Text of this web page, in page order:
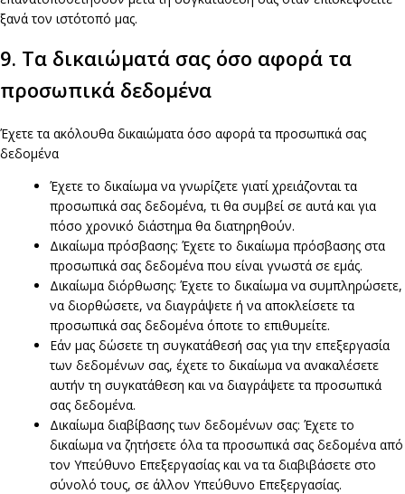
ξανά τον ιστότοπό μας.
9. Τα δικαιώματά σας όσο αφορά τα
προσωπικά δεδομένα
Έχετε τα ακόλουθα δικαιώματα όσο αφορά τα προσωπικά σας
δεδομένα
Έχετε το δικαίωμα να γνωρίζετε γιατί χρειάζονται τα
προσωπικά σας δεδομένα, τι θα συμβεί σε αυτά και για
πόσο χρονικό διάστημα θα διατηρηθούν.
Δικαίωμα πρόσβασης: Έχετε το δικαίωμα πρόσβασης στα
προσωπικά σας δεδομένα που είναι γνωστά σε εμάς.
Δικαίωμα διόρθωσης: Έχετε το δικαίωμα να συμπληρώσετε,
να διορθώσετε, να διαγράψετε ή να αποκλείσετε τα
προσωπικά σας δεδομένα όποτε το επιθυμείτε.
Εάν μας δώσετε τη συγκατάθεσή σας για την επεξεργασία
των δεδομένων σας, έχετε το δικαίωμα να ανακαλέσετε
αυτήν τη συγκατάθεση και να διαγράψετε τα προσωπικά
σας δεδομένα.
Δικαίωμα διαβίβασης των δεδομένων σας: Έχετε το
δικαίωμα να ζητήσετε όλα τα προσωπικά σας δεδομένα από
τον Υπεύθυνο Επεξεργασίας και να τα διαβιβάσετε στο
σύνολό τους, σε άλλον Υπεύθυνο Επεξεργασίας.